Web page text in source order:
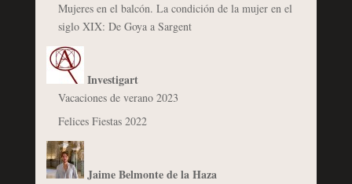
Mujeres en el balcón. La condición de la mujer en el
siglo XIX: De Goya a Sargent
Investigart
Vacaciones de verano 2023
Felices Fiestas 2022
Jaime Belmonte de la Haza